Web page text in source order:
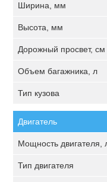
Ширина, мм
Высота, мм
Дорожный просвет, см
Объем багажника, л
Тип кузова
Двигатель
Мощность двигателя,
Тип двигателя